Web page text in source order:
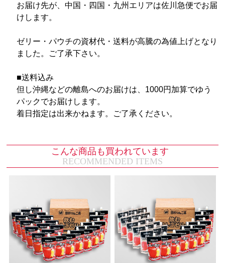
お届け先が、中国・四国・九州エリアは佐川急便でお届
けします。
ゼリー・パウチの資材代・送料が高騰の為値上げとなり
ました。ご了承下さい。
■送料込み
但し沖縄などの離島へのお届けは、1000円加算でゆう
パックでお届けします。
着日指定は出来かねます。ご了承ください。
RECOMMENDED ITEMS
こんな商品も買われています